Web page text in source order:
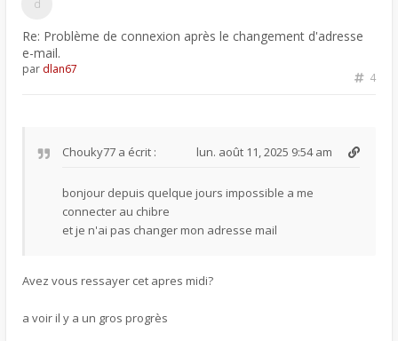
Re: Problème de connexion après le changement d'adresse
e-mail.
4
par dlan67
Chouky77 a écrit : lun. août 11, 2025 9:54 am
bonjour depuis quelque jours impossible a me
connecter au chibre
et je n'ai pas changer mon adresse mail
Avez vous ressayer cet apres midi?
a voir il y a un gros progrès